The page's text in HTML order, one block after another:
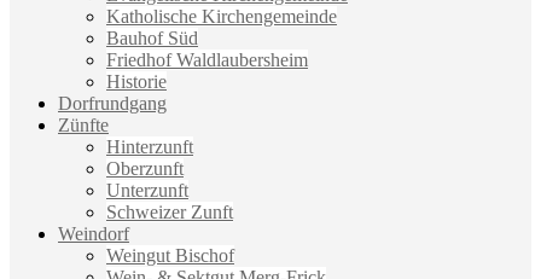
Katholische Kirchengemeinde
Bauhof Süd
Friedhof Waldlaubersheim
Historie
Dorfrundgang
Zünfte
Hinterzunft
Oberzunft
Unterzunft
Schweizer Zunft
Weindorf
Weingut Bischof